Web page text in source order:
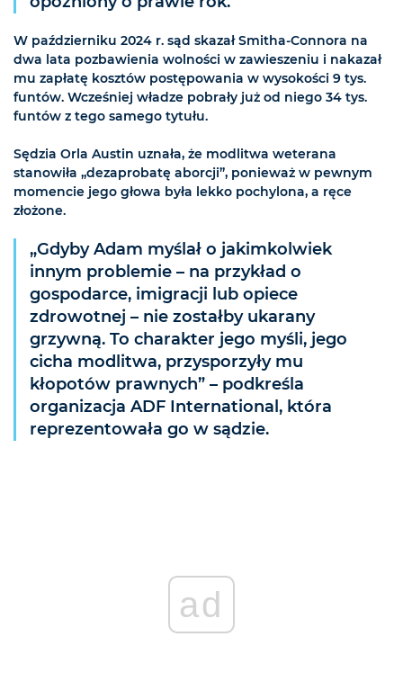
W październiku 2024 r. sąd skazał Smitha-Connora na
dwa lata pozbawienia wolności w zawieszeniu i nakazał
mu zapłatę kosztów postępowania w wysokości 9 tys.
funtów. Wcześniej władze pobrały już od niego 34 tys.
funtów z tego samego tytułu.
Sędzia Orla Austin uznała, że modlitwa weterana
stanowiła „dezaprobatę aborcji”, ponieważ w pewnym
momencie jego głowa była lekko pochylona, ​​a ręce
złożone.
„Gdyby Adam myślał o jakimkolwiek
innym problemie – na przykład o
gospodarce, imigracji lub opiece
zdrowotnej – nie zostałby ukarany
grzywną. To charakter jego myśli, jego
cicha modlitwa, przysporzyły mu
kłopotów prawnych” – podkreśla
organizacja ADF International, która
reprezentowała go w sądzie.
ad